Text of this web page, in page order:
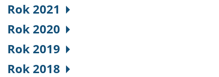
Rok 2021
Rok 2020
Rok 2019
Rok 2018